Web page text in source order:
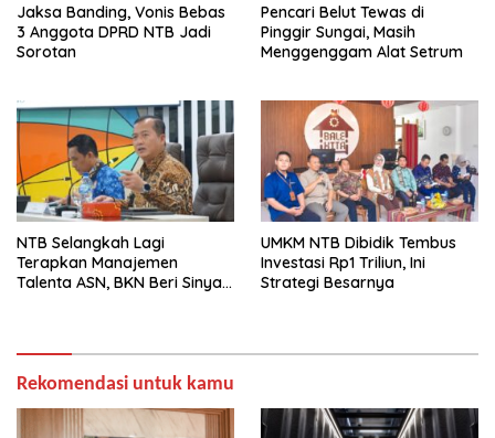
Jaksa Banding, Vonis Bebas
3 Anggota DPRD NTB Jadi
Sorotan
Pencari Belut Tewas di
Pinggir Sungai, Masih
Menggenggam Alat Setrum
NTB Selangkah Lagi
Terapkan Manajemen
Talenta ASN, BKN Beri Sinyal
UMKM NTB Dibidik Tembus
Investasi Rp1 Triliun, Ini
Strategi Besarnya
Rekomendasi untuk kamu